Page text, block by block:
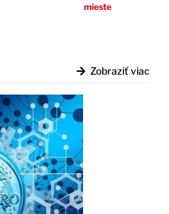
mieste
Zobraziť viac